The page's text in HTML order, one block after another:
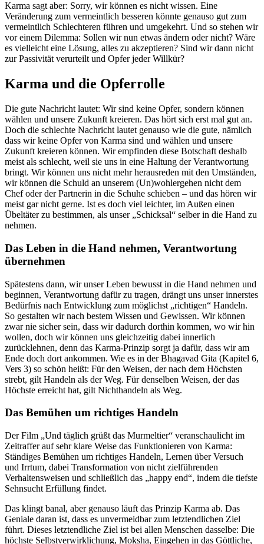
Karma sagt aber: Sorry, wir können es nicht wissen. Eine
Veränderung zum vermeintlich besseren könnte genauso gut zum
vermeintlich Schlechteren führen und umgekehrt. Und so stehen wir
vor einem Dilemma: Sollen wir nun etwas ändern oder nicht? Wäre
es vielleicht eine Lösung, alles zu akzeptieren? Sind wir dann nicht
zur Passivität verurteilt und Opfer jeder Willkür?
Karma und die Opferrolle
Die gute Nachricht lautet: Wir sind keine Opfer, sondern können
wählen und unsere Zukunft kreieren. Das hört sich erst mal gut an.
Doch die schlechte Nachricht lautet genauso wie die gute, nämlich
dass wir keine Opfer von Karma sind und wählen und unsere
Zukunft kreieren können. Wir empfinden diese Botschaft deshalb
meist als schlecht, weil sie uns in eine Haltung der Verantwortung
bringt. Wir können uns nicht mehr herausreden mit den Umständen,
wir können die Schuld an unserem (Un)wohlergehen nicht dem
Chef oder der Partnerin in die Schuhe schieben – und das hören wir
meist gar nicht gerne. Ist es doch viel leichter, im Außen einen
Übeltäter zu bestimmen, als unser „Schicksal“ selber in die Hand zu
nehmen.
Das Leben in die Hand nehmen, Verantwortung
übernehmen
Spätestens dann, wir unser Leben bewusst in die Hand nehmen und
beginnen, Verantwortung dafür zu tragen, drängt uns unser innerstes
Bedürfnis nach Entwicklung zum möglichst „richtigen“ Handeln.
So gestalten wir nach bestem Wissen und Gewissen. Wir können
zwar nie sicher sein, dass wir dadurch dorthin kommen, wo wir hin
wollen, doch wir können uns gleichzeitig dabei innerlich
zurücklehnen, denn das Karma-Prinzip sorgt ja dafür, dass wir am
Ende doch dort ankommen. Wie es in der Bhagavad Gita (Kapitel 6,
Vers 3) so schön heißt: Für den Weisen, der nach dem Höchsten
strebt, gilt Handeln als der Weg. Für denselben Weisen, der das
Höchste erreicht hat, gilt Nichthandeln als Weg.
Das Bemühen um richtiges Handeln
Der Film „Und täglich grüßt das Murmeltier“ veranschaulicht im
Zeitraffer auf sehr klare Weise das Funktionieren von Karma:
Ständiges Bemühen um richtiges Handeln, Lernen über Versuch
und Irrtum, dabei Transformation von nicht zielführenden
Verhaltensweisen und schließlich das „happy end“, indem die tiefste
Sehnsucht Erfüllung findet.
Das klingt banal, aber genauso läuft das Prinzip Karma ab. Das
Geniale daran ist, dass es unvermeidbar zum letztendlichen Ziel
führt. Dieses letztendliche Ziel ist bei allen Menschen dasselbe: Die
höchste Selbstverwirklichung, Moksha, Eingehen in das Göttliche,